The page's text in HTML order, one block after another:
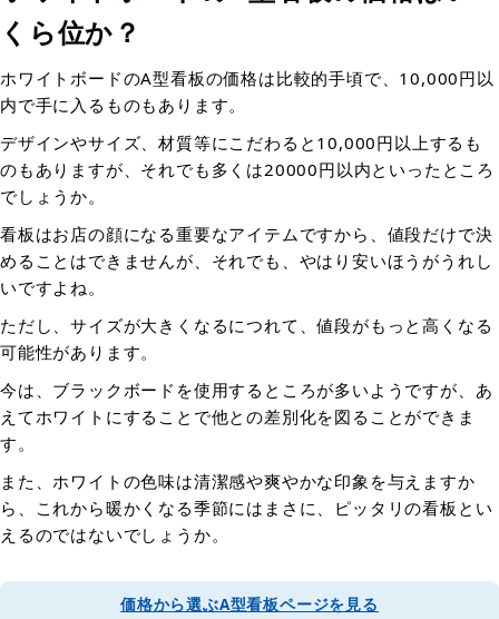
くら位か？
ホワイトボードのA型看板の価格は比較的手頃で、10,000円以
内で手に入るものもあります。
デザインやサイズ、材質等にこだわると10,000円以上するも
のもありますが、それでも多くは20000円以内といったところ
でしょうか。
看板はお店の顔になる重要なアイテムですから、値段だけで決
めることはできませんが、それでも、やはり安いほうがうれし
いですよね。
ただし、サイズが大きくなるにつれて、値段がもっと高くなる
可能性があります。
今は、ブラックボードを使用するところが多いようですが、あ
えてホワイトにすることで他との差別化を図ることができま
す。
また、ホワイトの色味は清潔感や爽やかな印象を与えますか
ら、これから暖かくなる季節にはまさに、ピッタリの看板とい
えるのではないでしょうか。
価格から選ぶA型看板ページを見る